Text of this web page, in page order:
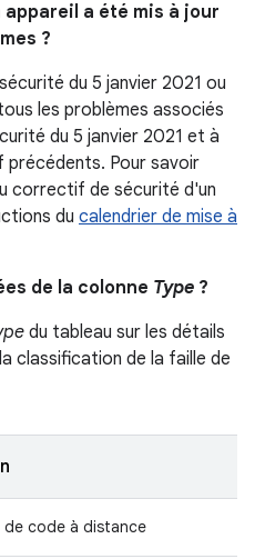
appareil a été mis à jour
?
du 5 janvier 2021 ou
les problèmes associés
du 5 janvier 2021 et à
Pour savoir
correctif de sécurité d'un
du calendrier de mise à
de la colonne Type ?
du tableau sur les détails
classification de la faille de
de code à distance